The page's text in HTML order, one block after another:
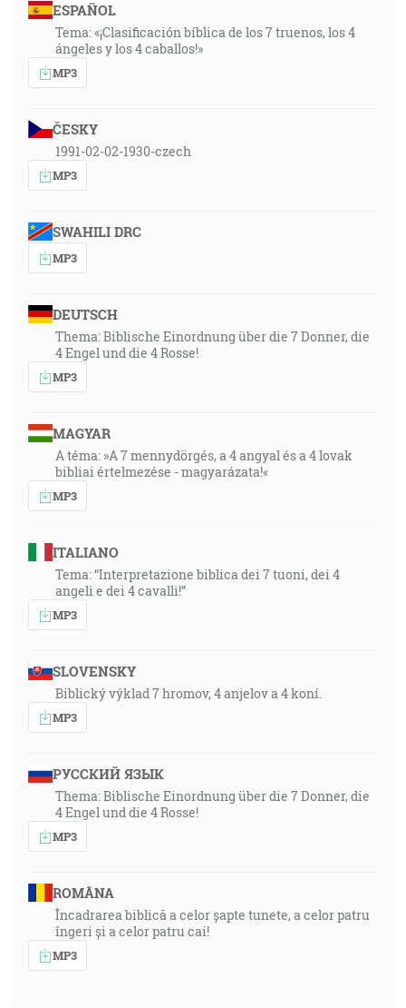
ESPAÑOL
Tema: «¡Clasificación bíblica de los 7 truenos, los 4
ángeles y los 4 caballos!»
MP3
ČESKY
1991-02-02-1930-czech
MP3
SWAHILI DRC
MP3
DEUTSCH
Thema: Biblische Einordnung über die 7 Donner, die
4 Engel und die 4 Rosse!
MP3
MAGYAR
A téma: »A 7 mennydörgés, a 4 angyal és a 4 lovak
bibliai értelmezése - magyarázata!«
MP3
ITALIANO
Tema: “Interpretazione biblica dei 7 tuoni, dei 4
angeli e dei 4 cavalli!”
MP3
SLOVENSKY
Biblický výklad 7 hromov, 4 anjelov a 4 koní.
MP3
РУССКИЙ ЯЗЫК
Thema: Biblische Einordnung über die 7 Donner, die
4 Engel und die 4 Rosse!
MP3
ROMÂNA
Încadrarea biblică a celor șapte tunete, a celor patru
îngeri și a celor patru cai!
MP3